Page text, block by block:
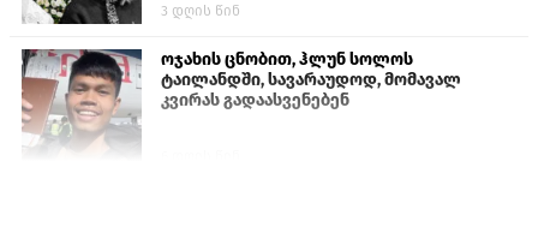
3 დღის წინ
ოჯახის ცნობით, ჰლუნ სოლოს
ტაილანდში, სავარაუდოდ, მომავალ
კვირას გადაასვენებენ